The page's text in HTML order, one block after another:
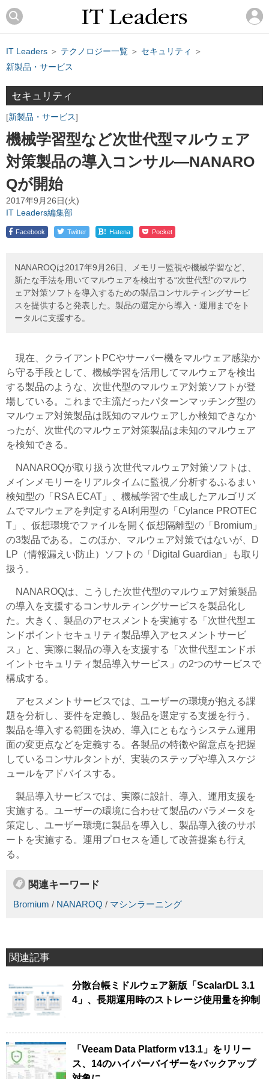
IT Leaders ＞ テクノロジー一覧 ＞ セキュリティ
＞
新製品・サービス
セキュリティ
新製品・サービス
機械学習型など次世代型マルウェア
対策製品の導入コンサル―NANARO
Qが開始
2017年9月26日(火)
IT Leaders編集部
Facebook Twitter ! Hatena Pocket
NANAROQは2017年9月26日、メモリー監視や機械学習など、
新たな手法を用いてマルウェアを検出する“次世代型”のマルウ
ェア対策ソフトを導入するための製品コンサルティングサービ
スを提供すると発表した。製品の選定から導入・運用までをト
ータルに支援する。
現在、クライアントPCやサーバー機をマルウェア感染か
ら守る手段として、機械学習を活用してマルウェアを検出
する製品のような、次世代型のマルウェア対策ソフトが登
場している。これまで主流だったパターンマッチング型の
マルウェア対策製品は既知のマルウェアしか検知できなか
ったが、次世代のマルウェア対策製品は未知のマルウェア
を検知できる。
NANAROQが取り扱う次世代マルウェア対策ソフトは、
メインメモリーをリアルタイムに監視／分析するふるまい
検知型の「RSA ECAT」、機械学習で生成したアルゴリズ
ムでマルウェアを判定するAI利用型の「Cylance PROTEC
T」、仮想環境でファイルを開く仮想隔離型の「Bromium」
の3製品である。このほか、マルウェア対策ではないが、D
LP（情報漏えい防止）ソフトの「Digital Guardian」も取り
扱う。
NANAROQは、こうした次世代型のマルウェア対策製品
の導入を支援するコンサルティングサービスを製品化し
た。大きく、製品のアセスメントを実施する「次世代型エ
ンドポイントセキュリティ製品導入アセスメントサービ
ス」と、実際に製品の導入を支援する「次世代型エンドポ
イントセキュリティ製品導入サービス」の2つのサービスで
構成する。
アセスメントサービスでは、ユーザーの環境が抱える課
題を分析し、要件を定義し、製品を選定する支援を行う。
製品を導入する範囲を決め、導入にともなうシステム運用
面の変更点などを定義する。各製品の特徴や留意点を把握
しているコンサルタントが、実装のステップや導入スケジ
ュールをアドバイスする。
製品導入サービスでは、実際に設計、導入、運用支援を
実施する。ユーザーの環境に合わせて製品のパラメータを
策定し、ユーザー環境に製品を導入し、製品導入後のサポ
ートを実施する。運用プロセスを通して改善提案も行え
る。
関連キーワード
Bromium / NANAROQ / マシンラーニング
関連記事
分散台帳ミドルウェア新版「ScalarDL 3.1
4」、長期運用時のストレージ使用量を抑制
「Veeam Data Platform v13.1」をリリー
ス、14のハイパーバイザーをバックアップ